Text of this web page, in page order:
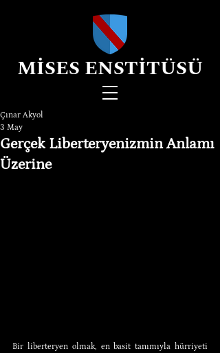
MİSES ENSTİTÜSÜ
Gerçek Liberteryenizmin Anlamı
Üzerine
Çınar Akyol
3 May
Bir liberteryen olmak, en basit tanımıyla hürriyeti